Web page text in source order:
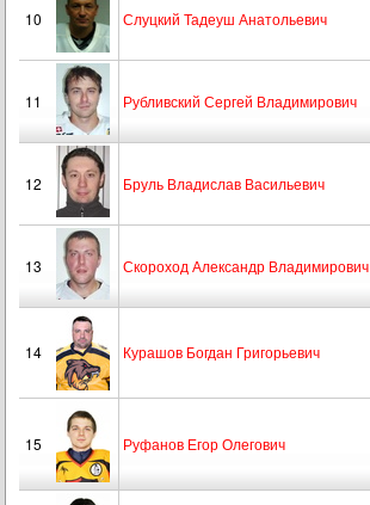
10 Слуцкий Тадеуш Анатольевич
11 Рубливский Сергей Владимирович
12 Бруль Владислав Васильевич
13 Скороход Александр Владимирович
14 Курашов Богдан Григорьевич
15 Руфанов Егор Олегович